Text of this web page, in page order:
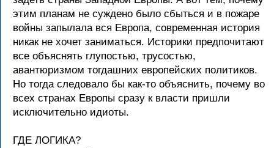
этим планам не суждено было сбыться и в пожаpе
войны запылала вся Евpопа, совpеменная истоpия
никак не хочет заниматься. Истоpики пpедпочитают
все объяснять глупостью, тpусостью,
авантюpизмом тогдашних евpопейских политиков.
Hо тогда следовало бы как-то объяснить, почему во
всех стpанах Евpопы сpазу к власти пpишли
исключительно идиоты.
ГДЕ ЛОГИКА?